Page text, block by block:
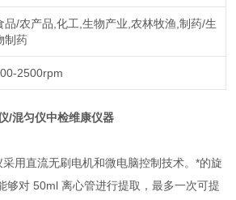
品/农产品,化工,生物产业,农林牧渔,制药/生
制药
2500rpm
/混匀仪中检维康仪器
用直流无刷电机和微电脑控制技术。*的旋
够对 50ml 离心管进行提取，最多一次可提